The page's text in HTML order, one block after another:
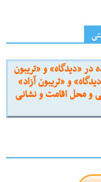
«دیدگاه» و «تریبون
و «تریبون آزاد»
و محل اقامت و نشانی